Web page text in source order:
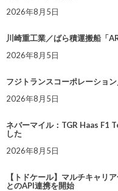
2026年8月5日
川崎重工業／ばら積運搬船「
2026年8月5日
フジトランスコーポレーショ
2026年8月5日
ネバーマイル：TGR Haas F1
した
2026年8月5日
【トドケール】マルチキャリ
とのAPI連携を開始